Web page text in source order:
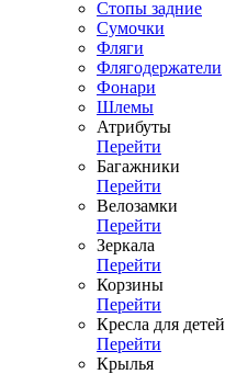
Стопы задние
Сумочки
Фляги
Флягодержатели
Фонари
Шлемы
Атрибуты
Перейти
Багажники
Перейти
Велозамки
Перейти
Зеркала
Перейти
Корзины
Перейти
Кресла для детей
Перейти
Крылья